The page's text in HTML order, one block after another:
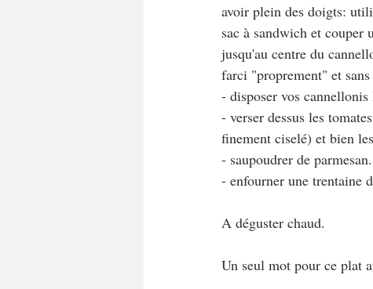
avoir plein des doigts:
sac à sandwich et
jusqu'au centre du
farci "proprement" et
- disposer vos
- verser dessus les
finement ciselé) et bien
- saupoudrer de parmesan.
- enfourner une trentaine
A déguster chaud.
Un seul mot pour ce plat